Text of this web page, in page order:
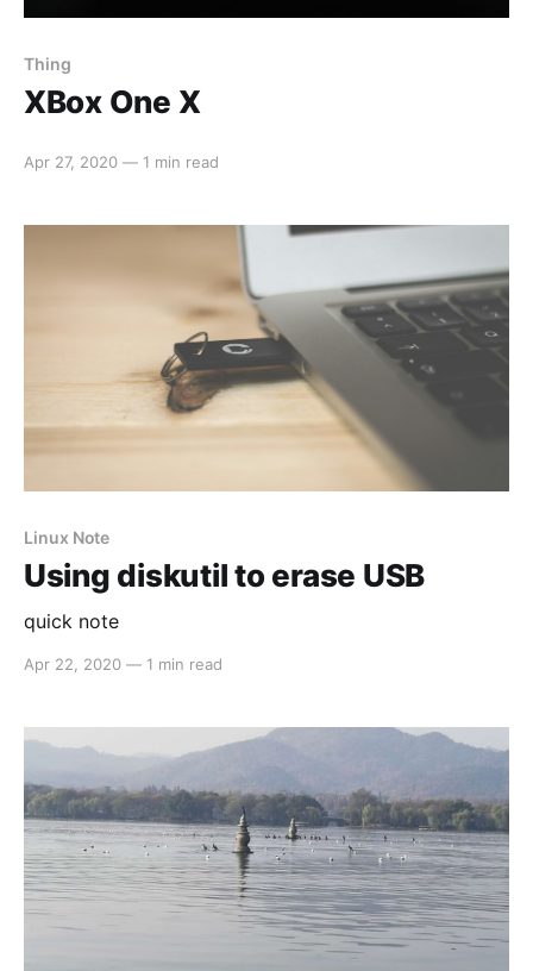
Thing
XBox One X
Apr 27, 2020 — 1 min read
Linux Note
Using diskutil to erase USB
quick note
Apr 22, 2020 — 1 min read